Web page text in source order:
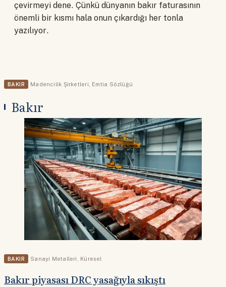
çevirmeyi dene. Çünkü dünyanın bakır faturasının
önemli bir kısmı hala onun çıkardığı her tonla
yazılıyor.
BAKIR Madencilik Şirketleri, Emtia Sözlüğü
Bakır
BAKIR Sanayi Metalleri Küresel
Bakır piyasası DRC yasağıyla sıkıştı